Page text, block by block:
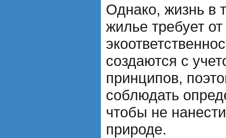
Однако, жизнь в
жилье требует
создаются с
принципов,
соблюдать
чтобы не
природе.